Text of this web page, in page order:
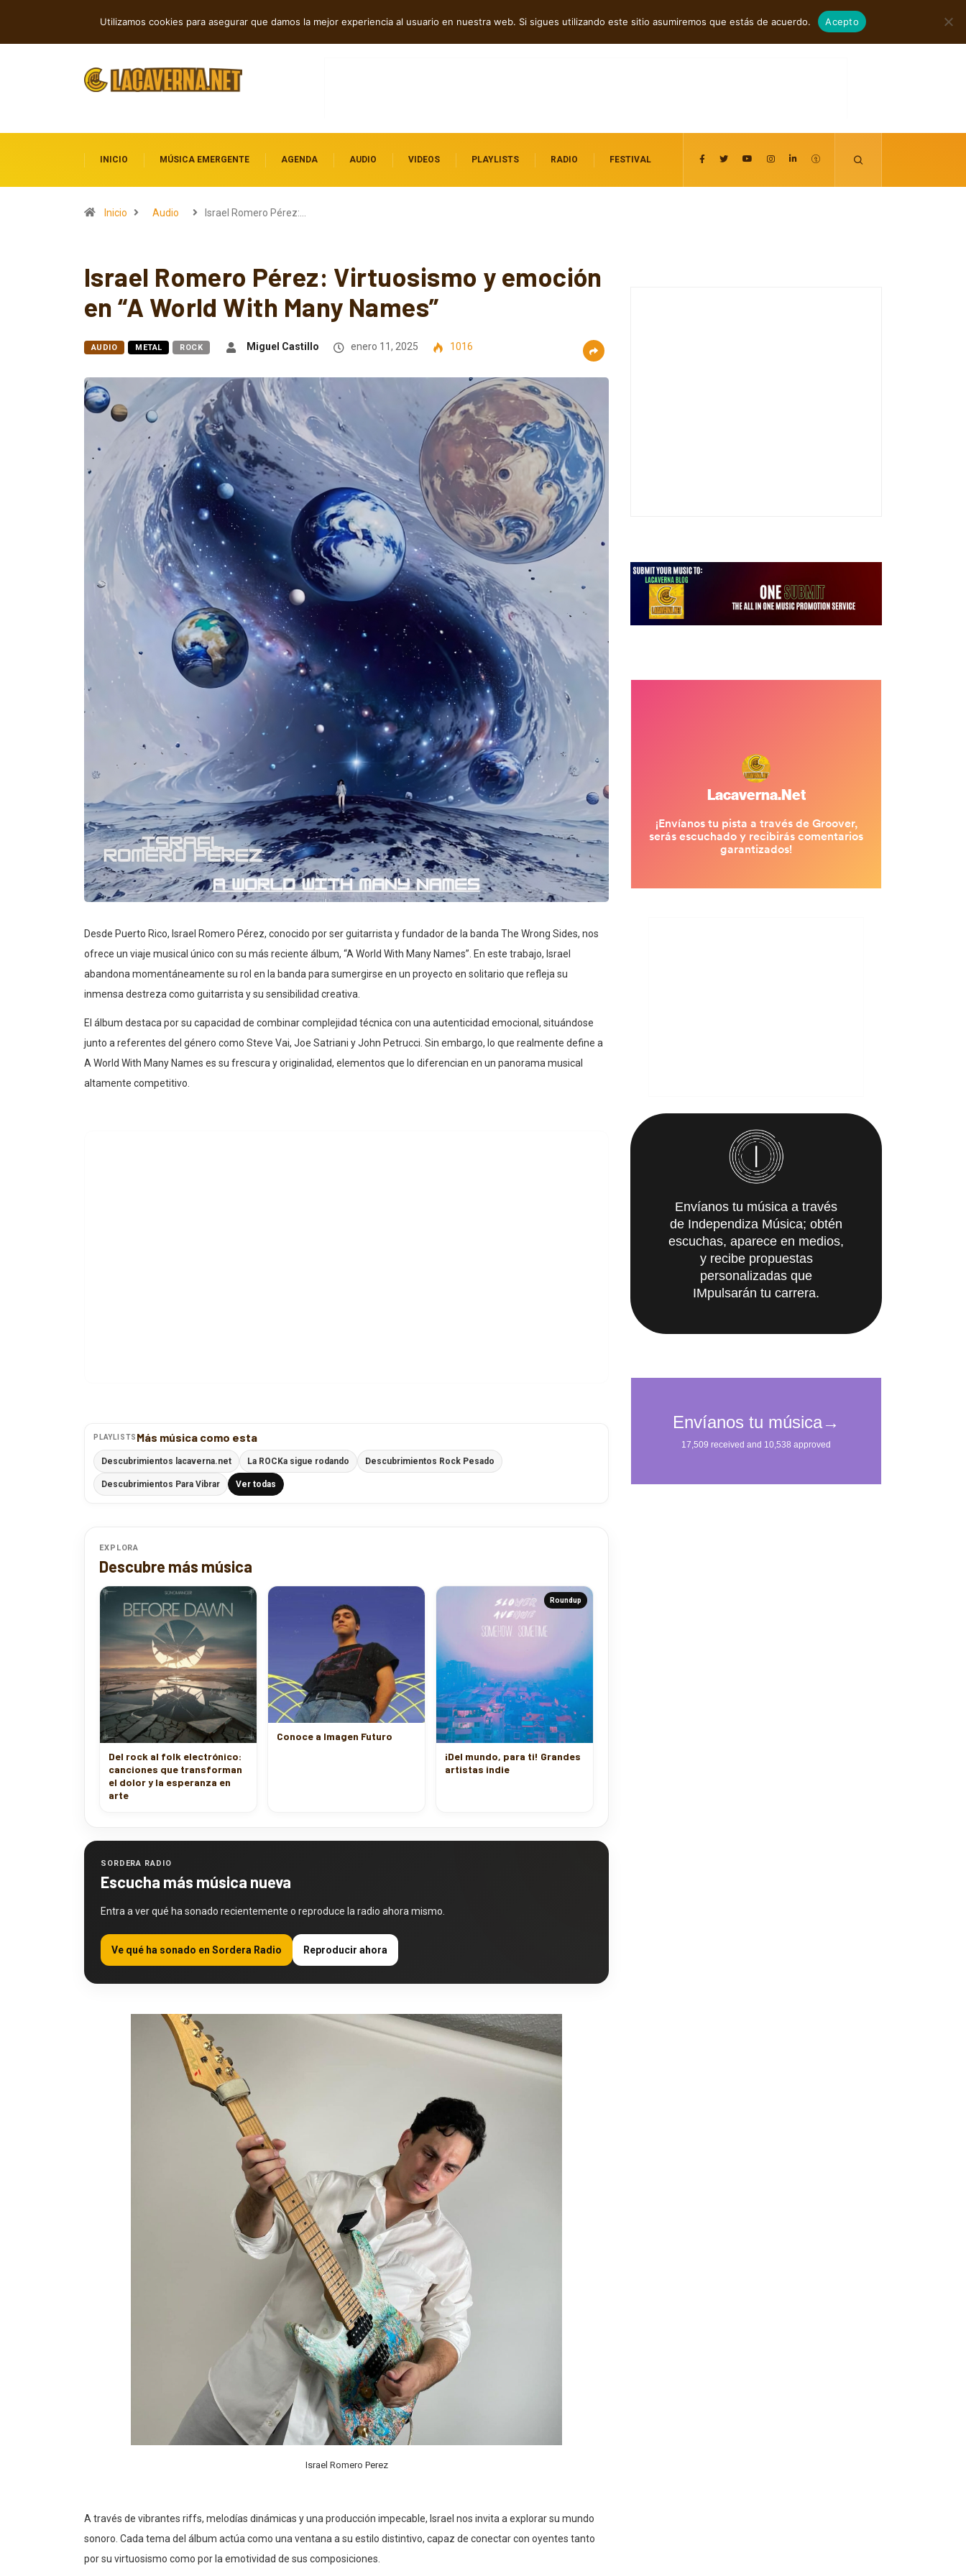
agosto 6, 2026
INICIO MÚSICA EMERGENTE AGENDA AUDIO VIDEOS PLAYLISTS RADIO FESTIVAL
Inicio Audio Israel Romero Pérez:…
Israel Romero Pérez: Virtuosismo y emoción
en “A World With Many Names”
AUDIO METAL ROCK Miguel Castillo enero 11, 2025 1016
Desde Puerto Rico, Israel Romero Pérez, conocido por ser guitarrista y fundador de la banda The Wrong Sides, nos
ofrece un viaje musical único con su más reciente álbum, “A World With Many Names”. En este trabajo, Israel
abandona momentáneamente su rol en la banda para sumergirse en un proyecto en solitario que refleja su
inmensa destreza como guitarrista y su sensibilidad creativa.
El álbum destaca por su capacidad de combinar complejidad técnica con una autenticidad emocional, situándose
junto a referentes del género como Steve Vai, Joe Satriani y John Petrucci. Sin embargo, lo que realmente define a
A World With Many Names es su frescura y originalidad, elementos que lo diferencian en un panorama musical
altamente competitivo.
PLAYLISTS Más música como esta
Descubrimientos lacaverna.net La ROCKa sigue rodando Descubrimientos Rock Pesado
Descubrimientos Para Vibrar Ver todas
EXPLORA
Descubre más música
Del rock al folk electrónico:
canciones que transforman
el dolor y la esperanza en
arte
Conoce a Imagen Futuro
Roundup
¡Del mundo, para ti! Grandes
artistas indie
SORDERA RADIO
Escucha más música nueva
Entra a ver qué ha sonado recientemente o reproduce la radio ahora mismo.
Ve qué ha sonado en Sordera Radio Reproducir ahora
Israel Romero Perez
A través de vibrantes riffs, melodías dinámicas y una producción impecable, Israel nos invita a explorar su mundo
sonoro. Cada tema del álbum actúa como una ventana a su estilo distintivo, capaz de conectar con oyentes tanto
por su virtuosismo como por la emotividad de sus composiciones.
Envíanos tu música a través
de Independiza Música; obtén
escuchas, aparece en medios,
y recibe propuestas
personalizadas que
IMpulsarán tu carrera.
Utilizamos cookies para asegurar que damos la mejor experiencia al usuario en nuestra web. Si sigues utilizando este sitio asumiremos que estás de acuerdo. Acepto